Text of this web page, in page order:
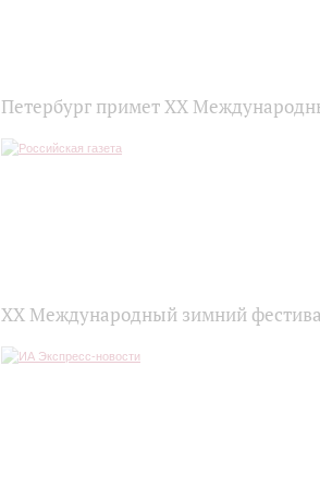
Петербург примет XX
XX Международный зимний